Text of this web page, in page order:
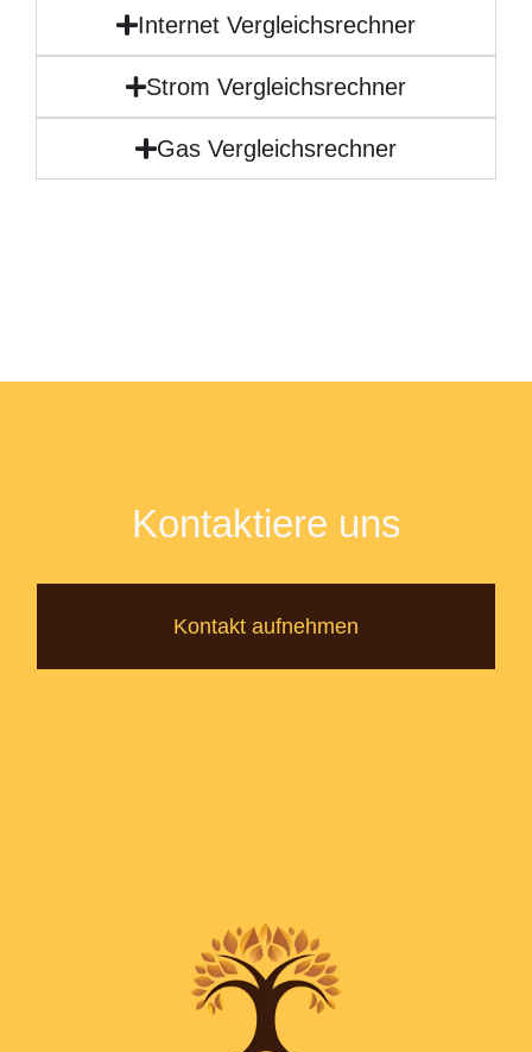
Internet Vergleichsrechner
Strom Vergleichsrechner
Gas Vergleichsrechner
Kontaktiere uns
Kontakt aufnehmen